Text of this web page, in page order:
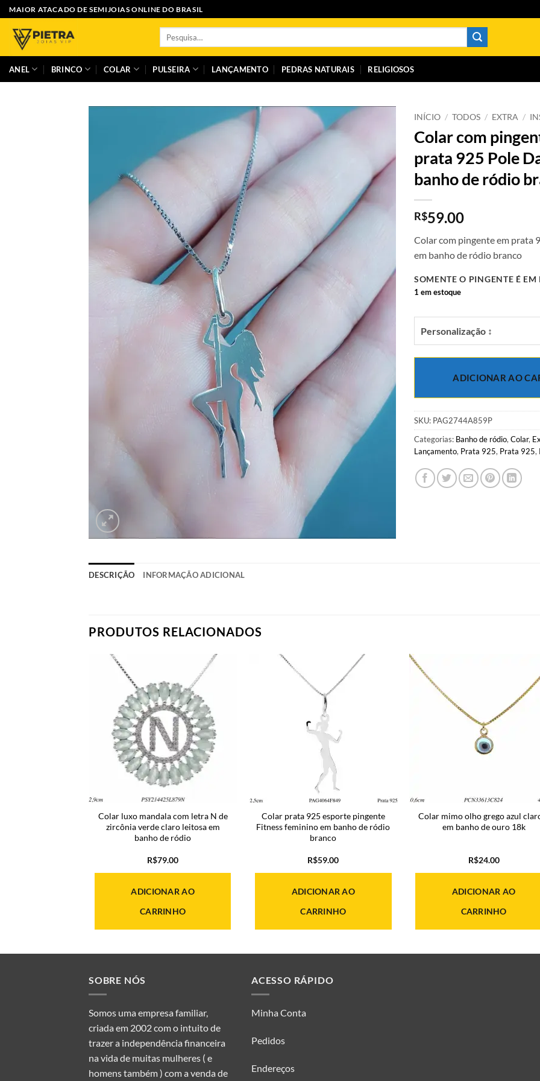
Skip
to
content
MAIOR ATACADO DE SEMIJOIAS ONLINE DO BRASIL
ANEL BRINCO COLAR PULSEIRA LANÇAMENTO PEDRAS NATURAIS RELIGIOSOS
INÍCIO / TODOS / EXTRA /
Colar com
prata 925 Pole
banho de ródio
R$59.00
Colar com pingente em prata
em banho de ródio branco
SOMENTE O PINGENTE É EM
1 em estoque
Personalização ↕
ADICIONAR AO
SKU: PAG2744A859P
Categorias: Banho de ródio, Colar,
Lançamento, Prata 925, Prata 925,
DESCRIÇÃO INFORMAÇÃO ADICIONAL
PRODUTOS RELACIONADOS
Colar luxo mandala com letra N de
zircônia verde claro leitosa em
banho de ródio
R$79.00
ADICIONAR AO
CARRINHO
Colar prata 925 esporte pingente
Fitness feminino em banho de ródio
branco
R$59.00
ADICIONAR AO
CARRINHO
Colar mimo olho grego azul
em banho de ouro 18k
R$24.00
ADICIONAR AO
CARRINHO
SOBRE NÓS
Somos uma empresa familiar,
criada em 2002 com o intuito de
trazer a independência financeira
na vida de muitas mulheres ( e
homens também ) com a venda de
ACESSO RÁPIDO
Minha Conta
Pedidos
Endereços